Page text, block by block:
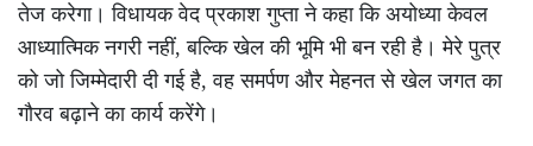
तेज करेगा। विधायक वेद प्रकाश गुप्ता ने कहा कि अयोध्या केवल
आध्यात्मिक नगरी नहीं, बल्कि खेल की भूमि भी बन रही है। मेरे पुत्र
को जो जिम्मेदारी दी गई है, वह समर्पण और मेहनत से खेल जगत का
गौरव बढ़ाने का कार्य करेंगे।